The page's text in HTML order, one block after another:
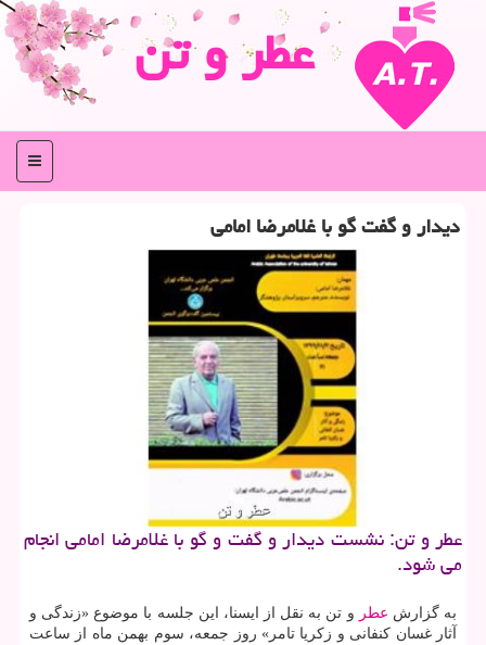
عطر و تن
منو
دیدار و گفت گو با غلامرضا امامی
عطر و تن: نشست دیدار و گفت و گو با غلامرضا امامی انجام
می شود.
به گزارش عطر و تن به نقل از ایسنا، این جلسه با موضوع «زندگی و
آثار غسان کنفانی و زکریا تامر» روز جمعه، سوم بهمن ماه از ساعت